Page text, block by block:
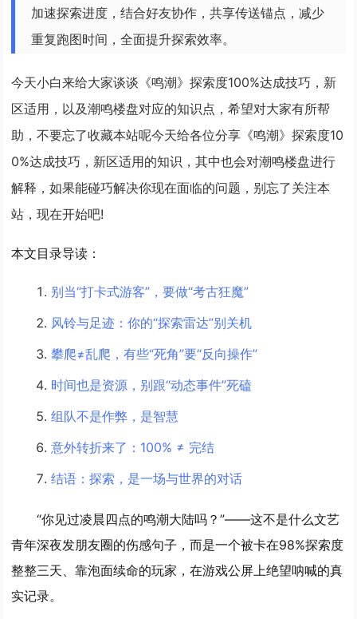
加速探索进度，结合好友协作，共享传送锚点，减少
重复跑图时间，全面提升探索效率。
今天小白来给大家谈谈《鸣潮》探索度100%达成技巧，新
区适用，以及潮鸣楼盘对应的知识点，希望对大家有所帮
助，不要忘了收藏本站呢今天给各位分享《鸣潮》探索度10
0%达成技巧，新区适用的知识，其中也会对潮鸣楼盘进行
解释，如果能碰巧解决你现在面临的问题，别忘了关注本
站，现在开始吧!
本文目录导读：
别当“打卡式游客”，要做“考古狂魔”
风铃与足迹：你的“探索雷达”别关机
攀爬≠乱爬，有些“死角”要“反向操作”
时间也是资源，别跟“动态事件”死磕
组队不是作弊，是智慧
意外转折来了：100% ≠ 完结
结语：探索，是一场与世界的对话
“你见过凌晨四点的鸣潮大陆吗？”——这不是什么文艺
青年深夜发朋友圈的伤感句子，而是一个被卡在98%探索度
整整三天、靠泡面续命的玩家，在游戏公屏上绝望呐喊的真
实记录。